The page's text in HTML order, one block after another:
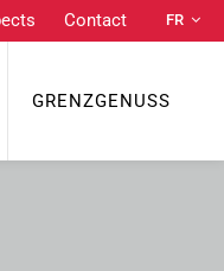
Contact
FR
GRENZGENUSS